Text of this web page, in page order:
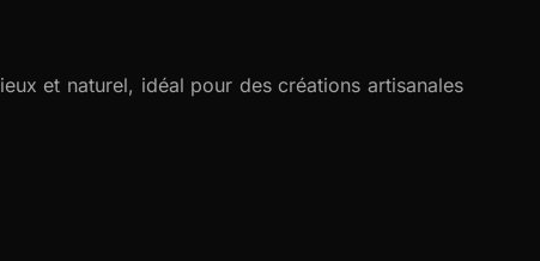
et naturel, idéal pour des créations artisanales